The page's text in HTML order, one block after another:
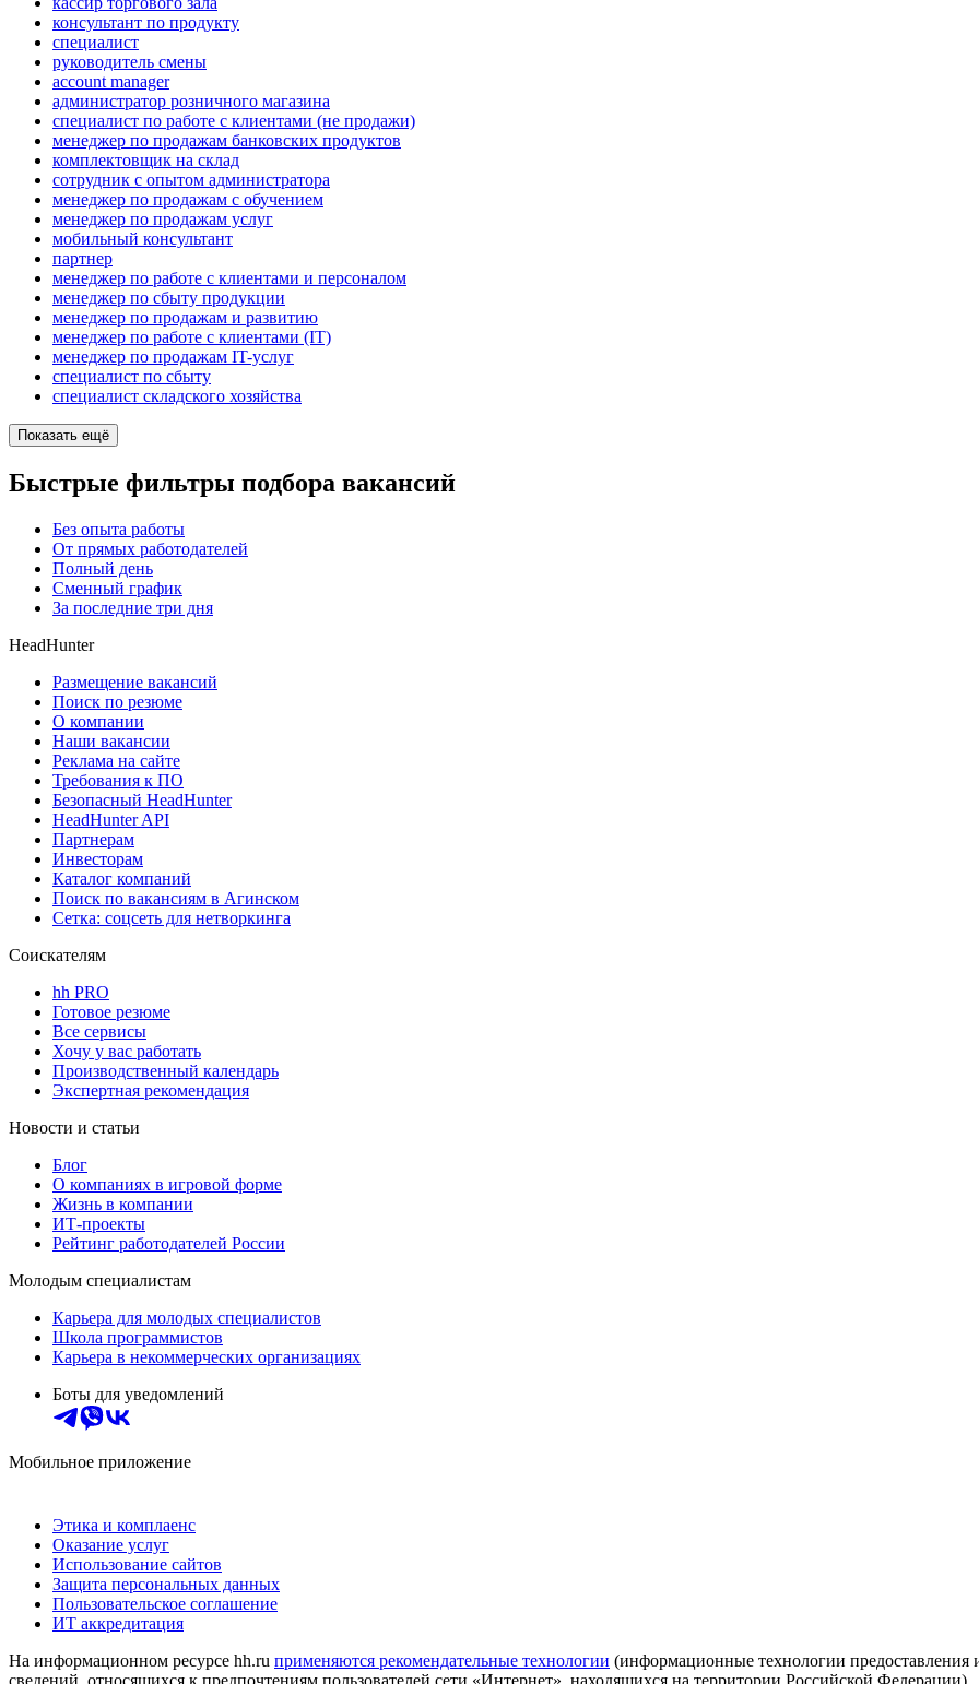
консультант по продукту
специалист
руководитель смены
account manager
администратор розничного магазина
специалист по работе с клиентами (не продажи)
менеджер по продажам банковских продуктов
комплектовщик на склад
сотрудник с опытом администратора
менеджер по продажам с обучением
менеджер по продажам услуг
мобильный консультант
партнер
менеджер по работе с клиентами и персоналом
менеджер по сбыту продукции
менеджер по продажам и развитию
менеджер по работе с клиентами (IT)
менеджер по продажам IT-услуг
специалист по сбыту
специалист складского хозяйства
Показать ещё
Быстрые фильтры подбора вакансий
Без опыта работы
От прямых работодателей
Полный день
Сменный график
За последние три дня
HeadHunter
Размещение вакансий
Поиск по резюме
О компании
Наши вакансии
Реклама на сайте
Требования к ПО
Безопасный HeadHunter
HeadHunter API
Партнерам
Инвесторам
Каталог компаний
Поиск по вакансиям в Агинском
Сетка: соцсеть для нетворкинга
Соискателям
hh PRO
Готовое резюме
Все сервисы
Хочу у вас работать
Производственный календарь
Экспертная рекомендация
Новости и статьи
Блог
О компаниях в игровой форме
Жизнь в компании
ИТ-проекты
Рейтинг работодателей России
Молодым специалистам
Карьера для молодых специалистов
Школа программистов
Карьера в некоммерческих организациях
Боты для уведомлений
Мобильное приложение
Этика и комплаенс
Оказание услуг
Использование сайтов
Защита персональных данных
Пользовательское соглашение
ИТ аккредитация
На информационном ресурсе hh.ru применяются рекомендательные технологии (информационные технологии предоставления
сведений, относящихся к предпочтениям пользователей сети «Интернет», находящихся на территории Российской Федерации)